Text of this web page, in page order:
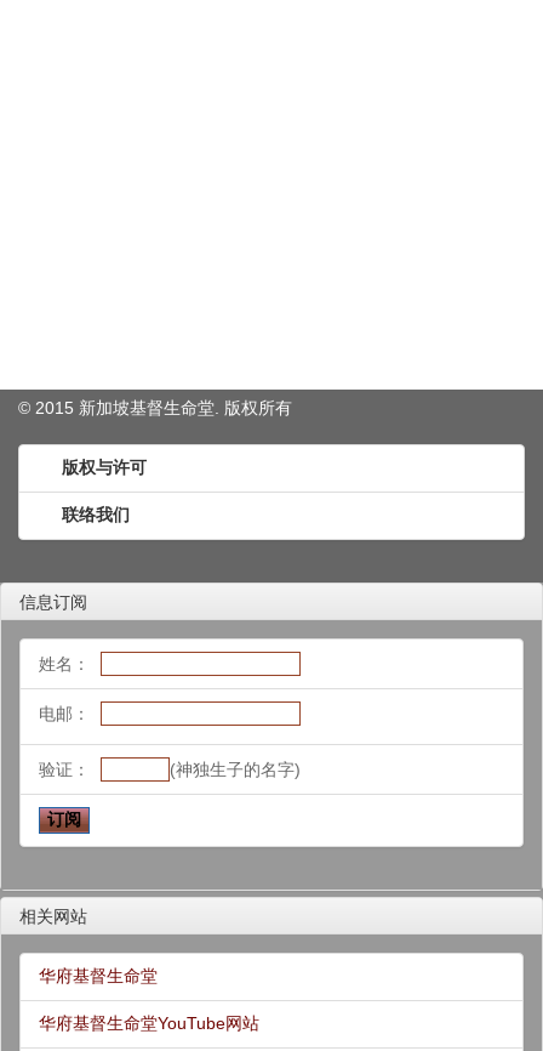
© 2015 新加坡基督生命堂. 版权所有
版权与许可
联络我们
信息订阅
姓名：
电邮：
验证： (神独生子的名字)
相关网站
华府基督生命堂
华府基督生命堂YouTube网站